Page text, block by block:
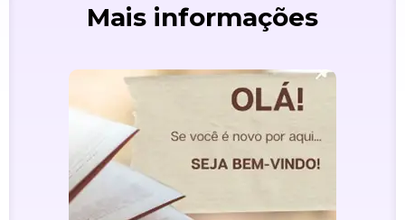
Mais informações